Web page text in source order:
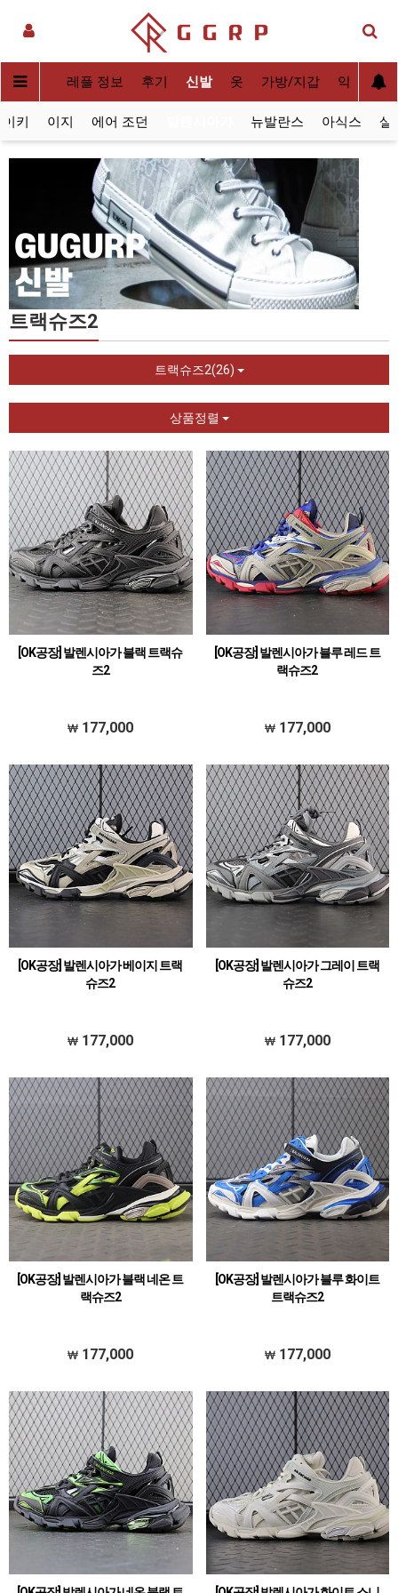
사[QC] 레플 정보 후기 신발 옷 가방/지갑 악세사리
키 이지 에어 조던 뉴발란스 아식스 살
트랙슈즈2
트랙슈즈2(26)
상품정렬
[OK공장] 발렌시아가 블랙 트랙슈
즈2
177,000
[OK공장] 발렌시아가 블루 레드 트
랙슈즈2
177,000
[OK공장] 발렌시아가 베이지 트랙
슈즈2
177,000
[OK공장] 발렌시아가 그레이 트랙
슈즈2
177,000
[OK공장] 발렌시아가 블랙 네온 트
랙슈즈2
177,000
[OK공장] 발렌시아가 블루 화이트
트랙슈즈2
177,000